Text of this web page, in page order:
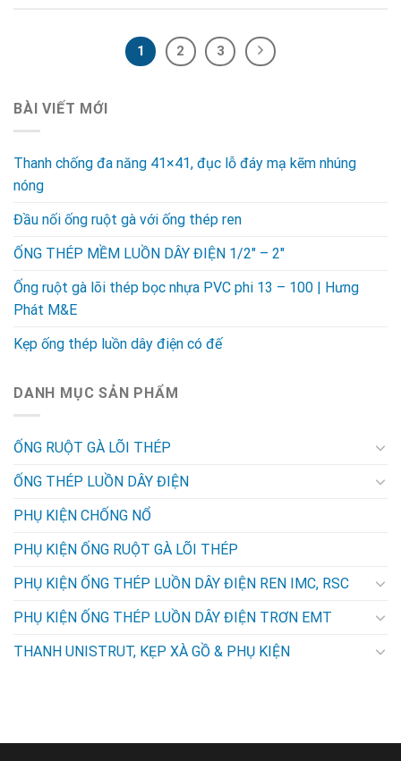
1 2 3
BÀI VIẾT MỚI
Thanh chống đa năng 41×41, đục lỗ đáy mạ kẽm nhúng
nóng
Đầu nối ống ruột gà với ống thép ren
ỐNG THÉP MỀM LUỒN DÂY ĐIỆN 1/2″ – 2″
Ống ruột gà lõi thép bọc nhựa PVC phi 13 – 100 | Hưng
Phát M&E
Kẹp ống thép luồn dây điện có đế
DANH MỤC SẢN PHẨM
ỐNG RUỘT GÀ LÕI THÉP
ỐNG THÉP LUỒN DÂY ĐIỆN
PHỤ KIỆN CHỐNG NỔ
PHỤ KIỆN ỐNG RUỘT GÀ LÕI THÉP
PHỤ KIỆN ỐNG THÉP LUỒN DÂY ĐIỆN REN IMC, RSC
PHỤ KIỆN ỐNG THÉP LUỒN DÂY ĐIỆN TRƠN EMT
THANH UNISTRUT, KẸP XÀ GỒ & PHỤ KIỆN